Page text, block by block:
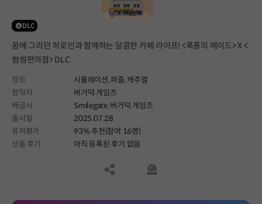
DLC
꿈에 그리던 히로인과 함께하는 달콤한 카페 라이프! <폭풍의 메이드> X <
썸썸편의점> DLC
장르 시뮬레이션,퍼즐,캐주얼
창작자
버거덕 게임즈
배급사
Smilegate, 버거덕 게임즈
출시일
2025.07.28
유저평가
93% 추천(참여 16명)
상품 후기
아직 등록된 후기 없음
공유하기신고하기